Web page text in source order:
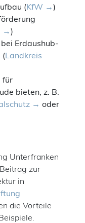
(KfW
)
)
Erdaushub-
(Landkreis
für
bieten, z. B.
oder
Unterfranken
zur
in
die Vorteile